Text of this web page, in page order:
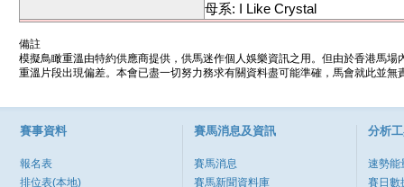
母系: I Like Crystal
備註
模擬鳥瞰重溫由特約供應商提供，供馬迷作個人娛樂資訊之用。但由於香港馬
重溫片段出現偏差。本會已盡一切努力務求有關資料盡可能準確，馬會就此並
賽事資料
報名表
排位表(本地)
賽馬消息及資訊
賽馬消息
賽馬新聞資料庫
分析
速勢能
賽日數